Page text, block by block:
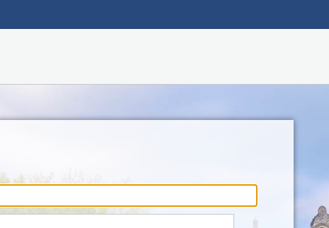
Hauptnavigation